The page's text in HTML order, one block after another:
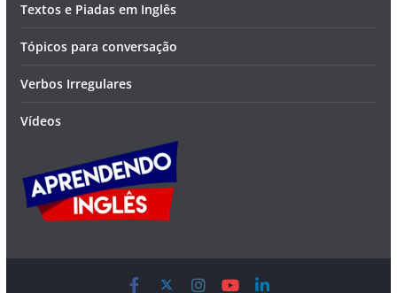
Textos e Piadas em Inglês
Tópicos para conversação
Verbos Irregulares
Vídeos